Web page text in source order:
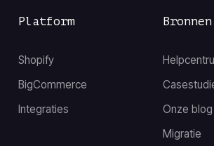
Bronnen
Onze blog
Migratie
Platform
Shopify
BigCommerce
Integraties